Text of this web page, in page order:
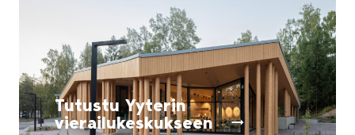
Tutustu Yyterin
vierailukeskukseen